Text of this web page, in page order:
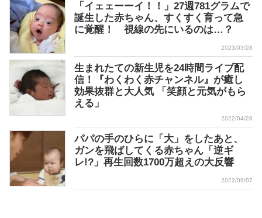
「イェェーーイ！！」27週781グラムで
誕生した赤ちゃん、すくすく育って急
に覚醒！ 視線の先にいるのは…？
2023/03/28
生まれたての新生児を24時間ライブ配
信！『わくわく赤チャンネル』が癒し
効果抜群と大人気 「笑顔と元気がもら
える」
2022/04/28
パパの手のひらに「大」をしたあと、
ガンを飛ばしてくる赤ちゃん「逆ギ
レ!?」再生回数1700万超えの大反響
2022/09/07